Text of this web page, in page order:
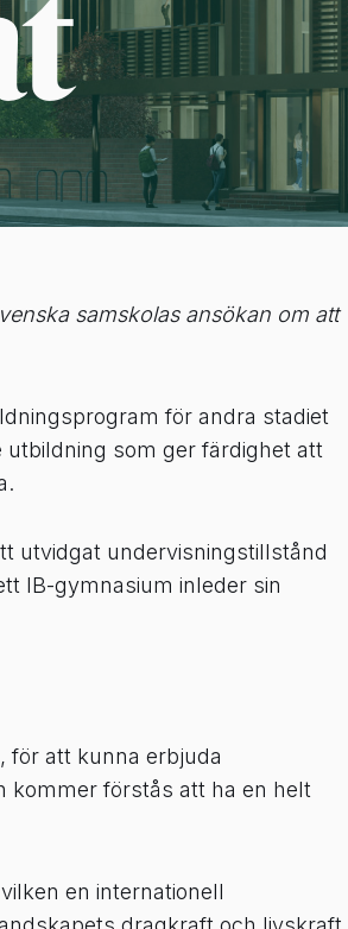
samskolas ansökan om att
för andra stadiet
utbildning som ger färdighet att
utvidgat undervisningstillstånd
IB-gymnasium inleder sin
för att kunna erbjuda
kommer förstås att ha en helt
en internationell